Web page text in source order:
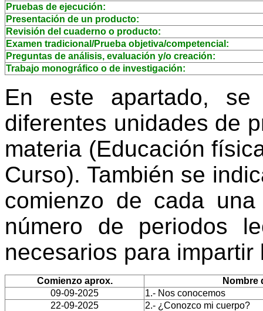
Pruebas de ejecución:
Presentación de un producto:
Revisión del cuaderno o producto:
Examen tradicional/Prueba objetiva/competencial:
Preguntas de análisis, evaluación y/o creación:
Trabajo monográfico o de investigación:
En este apartado, se
diferentes unidades de
materia (Educación
Curso). También se
comienzo de cada
número de periodos
necesarios para
Comienzo aprox.
Nombre
09-09-2025
1.- Nos conocemos
22-09-2025
2.- ¿Conozco mi cuerpo?